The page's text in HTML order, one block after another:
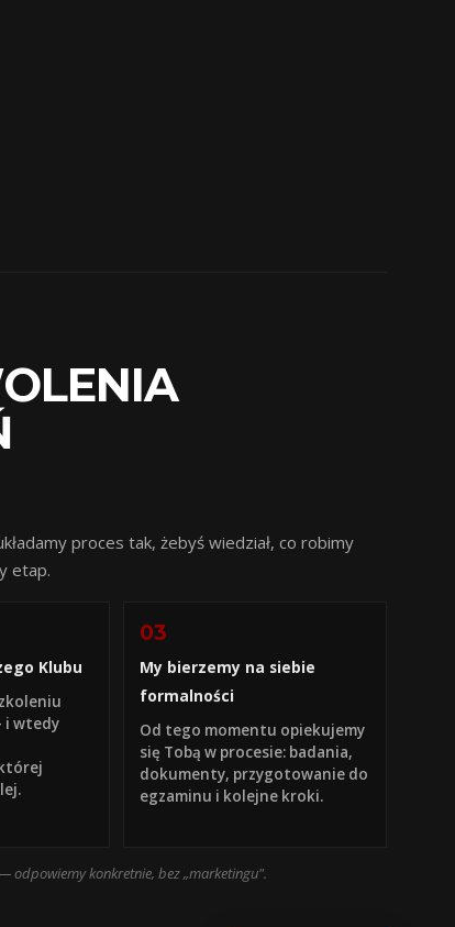
proces tak, żebyś wiedział, co robimy
etap.
Klubu
i wtedy
03
My bierzemy na siebie
formalności
Od tego momentu opiekujemy
się Tobą w procesie: badania,
dokumenty, przygotowanie do
egzaminu i kolejne kroki.
odpowiemy konkretnie, bez „marketingu".